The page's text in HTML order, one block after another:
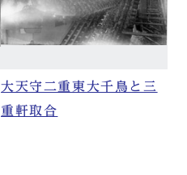
大天守二重東大千鳥と三
重軒取合